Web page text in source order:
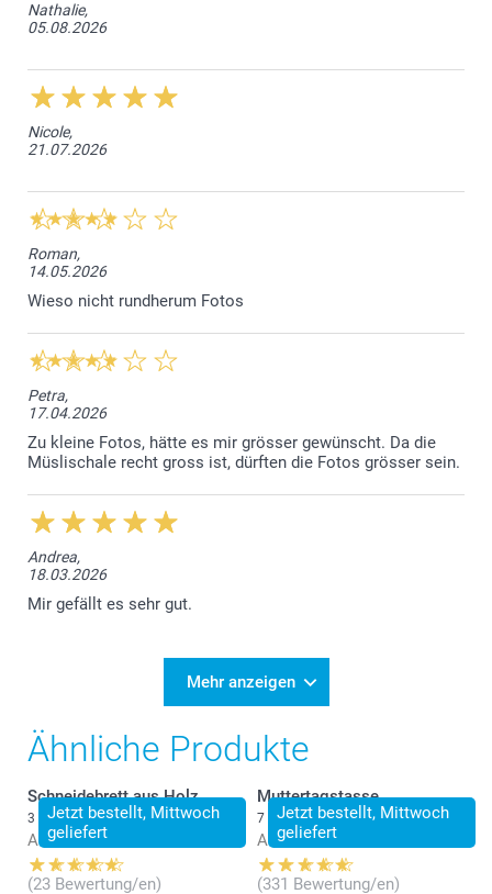
Nathalie,
05.08.2026
Nicole,
21.07.2026
Roman,
14.05.2026
Wieso nicht rundherum Fotos
Petra,
17.04.2026
Zu kleine Fotos, hätte es mir grösser gewünscht. Da die
Müslischale recht gross ist, dürften die Fotos grösser sein.
Andrea,
18.03.2026
Mir gefällt es sehr gut.
Mehr anzeigen
Ähnliche Produkte
Jetzt bestellt, Mittwoch
geliefert
Schneidebrett aus Holz
3 Varianten
Ab 34.95
(23 Bewertung/en)
Jetzt bestellt, Mittwoch
geliefert
Muttertagstasse
7 Varianten
Ab 14.95
(331 Bewertung/en)